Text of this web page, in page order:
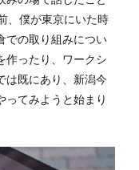
、僕が東京にいた時
での取り組みについ
作ったり、ワークシ
は既にあり、新潟今
ってみようと始まり